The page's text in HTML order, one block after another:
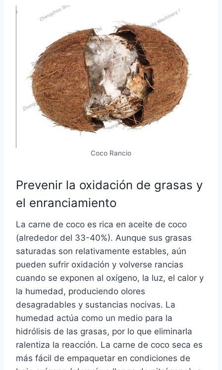
Coco Rancio
Prevenir la oxidación de grasas y
el enranciamiento
La carne de coco es rica en aceite de coco
(alrededor del 33-40%). Aunque sus grasas
saturadas son relativamente estables, aún
pueden sufrir oxidación y volverse rancias
cuando se exponen al oxígeno, la luz, el calor y
la humedad, produciendo olores
desagradables y sustancias nocivas. La
humedad actúa como un medio para la
hidrólisis de las grasas, por lo que eliminarla
ralentiza la reacción. La carne de coco seca es
más fácil de empaquetar en condiciones de